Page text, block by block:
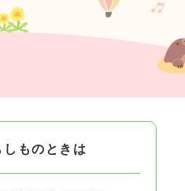
しものときは